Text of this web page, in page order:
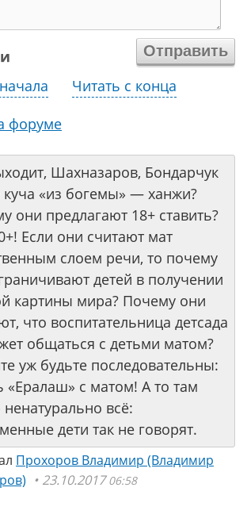
Читать с конца
форуме
Шахназаров, Бондарчук
«из богемы» — ханжи?
они предлагают 18+ ставить?
Если они считают мат
слоем речи, то почему
детей в получении
картины мира? Почему они
что воспитательница детсада
общаться с детьми матом?
уж будьте последовательны:
«Ералаш» с матом! А то там
ненатурально всё:
дети так не говорят.
Прохоров Владимир (Владимир
23.10.201706:58